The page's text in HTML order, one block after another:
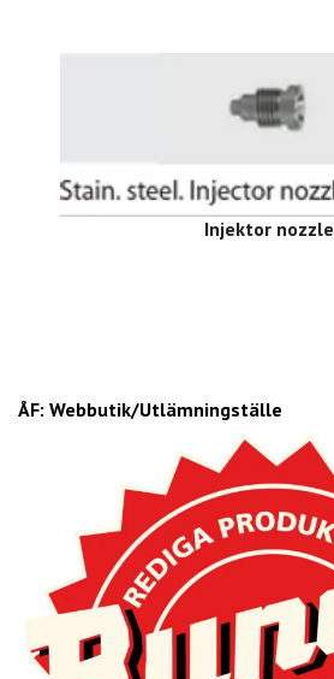
ÅF: Webbutik/Utlämningställe
Injektor nozzle